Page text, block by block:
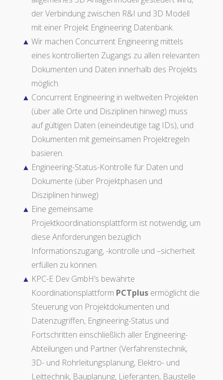
der Verbindung zwischen R&I und 3D Modell
mit einer Projekt Engineering Datenbank.
Wir machen Concurrent Engineering mittels
eines kontrollierten Zugangs zu allen relevanten
Dokumenten und Daten innerhalb des Projekts
möglich.
Concurrent Engineering in weltweiten Projekten
(über alle Orte und Disziplinen hinweg) muss
auf gültigen Daten (eineindeutige tag IDs), und
Dokumenten mit gemeinsamen Projektregeln
basieren.
Engineering-Status-Kontrolle für Daten und
Dokumente (über Projektphasen und
Disziplinen hinweg)
Eine gemeinsame
Projektkoordinationsplattform ist notwendig, um
diese Anforderungen bezüglich
Informationszugang, -kontrolle und –sicherheit
erfüllen zu können.
KPC-E Dev GmbH’s bewährte
Koordinationsplattform PCTplus ermöglicht die
Steuerung von Projektdokumenten und
Datenzugriffen, Engineering-Status und
Fortschritten einschließlich aller Engineering-
Abteilungen und Partner (Verfahrenstechnik,
3D- und Rohrleitungsplanung, Elektro- und
Leittechnik, Bauplanung, Lieferanten, Baustelle